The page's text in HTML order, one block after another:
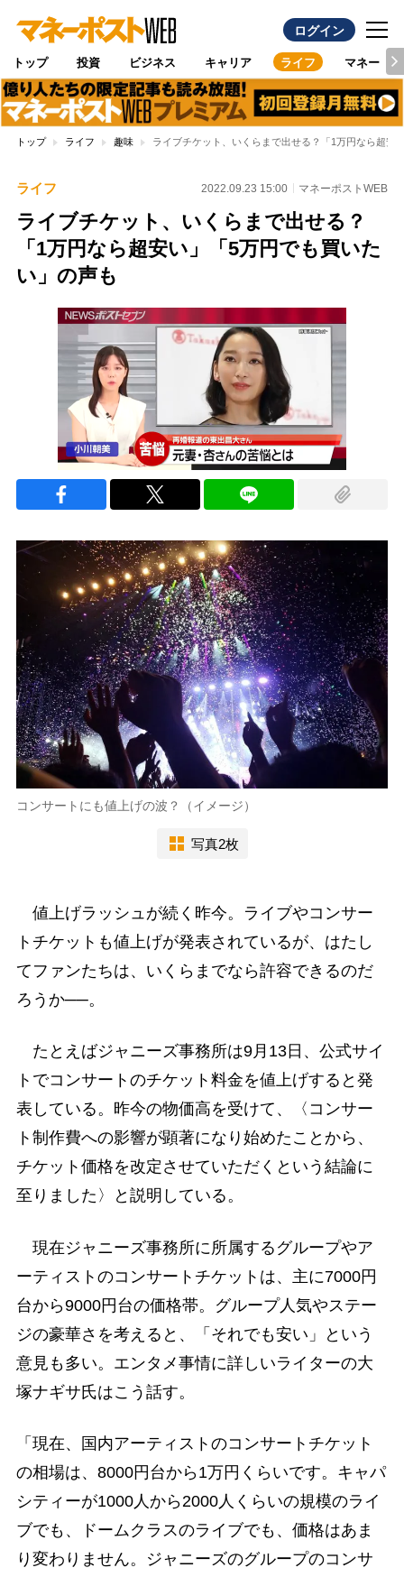
ログイン
トップ 投資 ビジネス キャリア ライフ マネー
トップ ライフ 趣味 ライブチケット、いくらまで出せる？「1万円なら超安
ライフ 2022.09.23 15:00 マネーポストWEB
ライブチケット、いくらまで出せる？
「1万円なら超安い」「5万円でも買いた
い」の声も
コンサートにも値上げの波？（イメージ）
写真2枚
値上げラッシュが続く昨今。ライブやコンサー
トチケットも値上げが発表されているが、はたし
てファンたちは、いくらまでなら許容できるのだ
ろうか──。
たとえばジャニーズ事務所は9月13日、公式サイ
トでコンサートのチケット料金を値上げすると発
表している。昨今の物価高を受けて、〈コンサー
ト制作費への影響が顕著になり始めたことから、
チケット価格を改定させていただくという結論に
至りました〉と説明している。
現在ジャニーズ事務所に所属するグループやア
ーティストのコンサートチケットは、主に7000円
台から9000円台の価格帯。グループ人気やステー
ジの豪華さを考えると、「それでも安い」という
意見も多い。エンタメ事情に詳しいライターの大
塚ナギサ氏はこう話す。
「現在、国内アーティストのコンサートチケット
の相場は、8000円台から1万円くらいです。キャパ
シティーが1000人から2000人くらいの規模のライ
ブでも、ドームクラスのライブでも、価格はあま
り変わりません。ジャニーズのグループのコンサ